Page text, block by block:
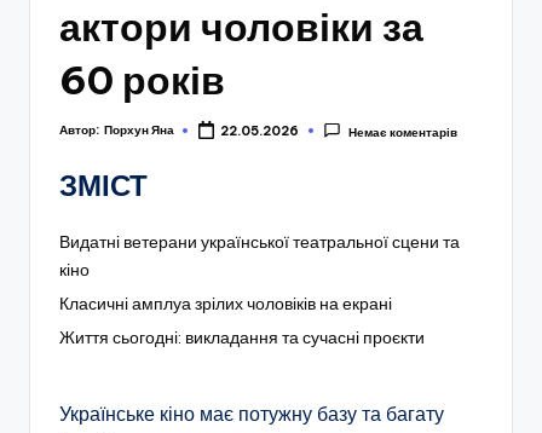
актори чоловіки за
60 років
Автор: Порхун Яна 22.05.2026 Немає коментарів
ЗМІСТ
Видатні ветерани української театральної сцени та
кіно
Класичні амплуа зрілих чоловіків на екрані
Життя сьогодні: викладання та сучасні проєкти
Українське кіно має потужну базу та багату